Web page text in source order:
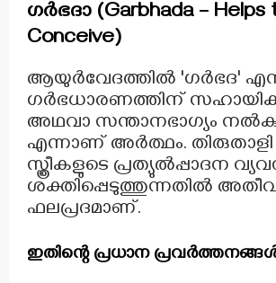
ഗർഭദാ (Garbhada – Helps
Conceive)
ആയുർവേദത്തിൽ 'ഗർഭദ'
ഗർഭധാരണത്തിന്
അഥവാ സന്താനഭാഗ്യം
എന്നാണ് അർത്ഥം. തിരുതാളി
സ്ത്രീകളുടെ പ്രത്യുൽപ്പാദന
ശക്തിപ്പെടുത്തുന്നതിൽ
ഫലപ്രദമാണ്.
ഇതിന്റെ പ്രധാന